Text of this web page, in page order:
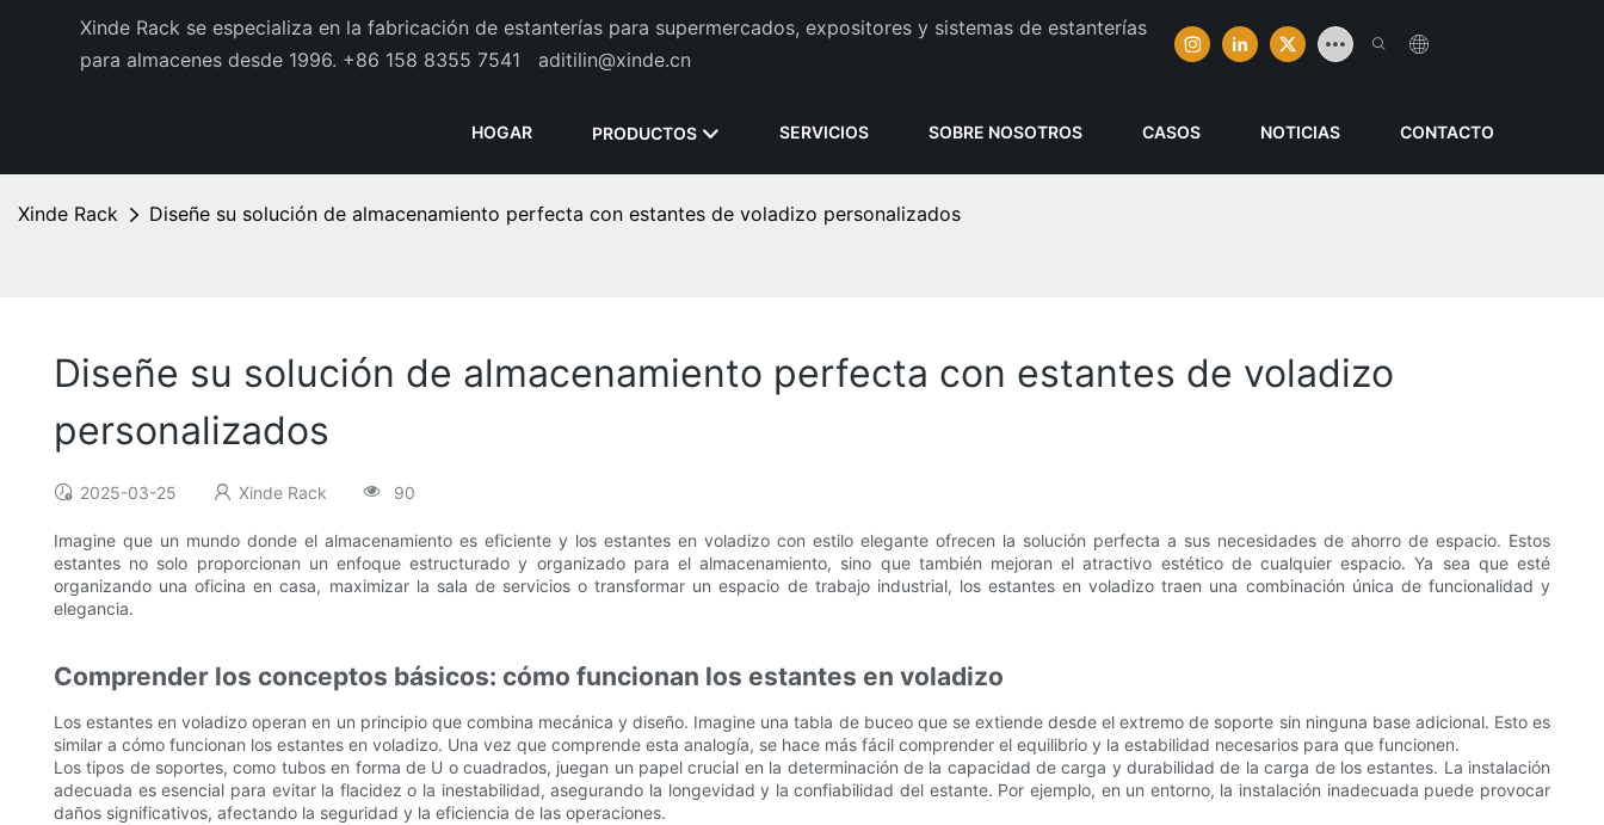
Xinde Rack se especializa en la fabricación de estanterías para supermercados, expositores y sistemas de estanterías
para almacenes desde 1996. +86 158 8355 7541 aditilin@xinde.cn
HOGAR PRODUCTOS SERVICIOS SOBRE NOSOTROS CASOS NOTICIAS CONTACTO
Xinde Rack Diseñe su solución de almacenamiento perfecta con estantes de voladizo personalizados
Diseñe su solución de almacenamiento perfecta con estantes de voladizo
personalizados
2025-03-25 Xinde Rack 90
Imagine que un mundo donde el almacenamiento es eficiente y los estantes en voladizo con estilo elegante ofrecen la solución perfecta a sus necesidades de ahorro de espacio. Estos
estantes no solo proporcionan un enfoque estructurado y organizado para el almacenamiento, sino que también mejoran el atractivo estético de cualquier espacio. Ya sea que esté
organizando una oficina en casa, maximizar la sala de servicios o transformar un espacio de trabajo industrial, los estantes en voladizo traen una combinación única de funcionalidad y
elegancia.
Comprender los conceptos básicos: cómo funcionan los estantes en voladizo
Los estantes en voladizo operan en un principio que combina mecánica y diseño. Imagine una tabla de buceo que se extiende desde el extremo de soporte sin ninguna base adicional. Esto es
similar a cómo funcionan los estantes en voladizo. Una vez que comprende esta analogía, se hace más fácil comprender el equilibrio y la estabilidad necesarios para que funcionen.
Los tipos de soportes, como tubos en forma de U o cuadrados, juegan un papel crucial en la determinación de la capacidad de carga y durabilidad de la carga de los estantes. La instalación
adecuada es esencial para evitar la flacidez o la inestabilidad, asegurando la longevidad y la confiabilidad del estante. Por ejemplo, en un entorno, la instalación inadecuada puede provocar
daños significativos, afectando la seguridad y la eficiencia de las operaciones.